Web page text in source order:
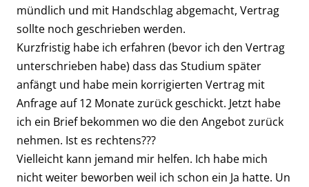
mündlich und mit Handschlag abgemacht, Vertrag
sollte noch geschrieben werden.
Kurzfristig habe ich erfahren (bevor ich den Vertrag
unterschrieben habe) dass das Studium später
anfängt und habe mein korrigierten Vertrag mit
Anfrage auf 12 Monate zurück geschickt. Jetzt habe
ich ein Brief bekommen wo die den Angebot zurück
nehmen. Ist es rechtens???
Vielleicht kann jemand mir helfen. Ich habe mich
nicht weiter beworben weil ich schon ein Ja hatte. Un